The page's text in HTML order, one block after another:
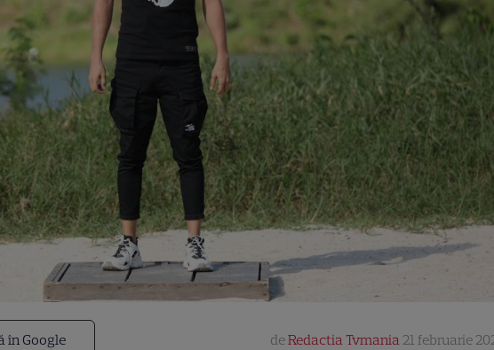
în Google deRedactia Tvmania 21 februarie